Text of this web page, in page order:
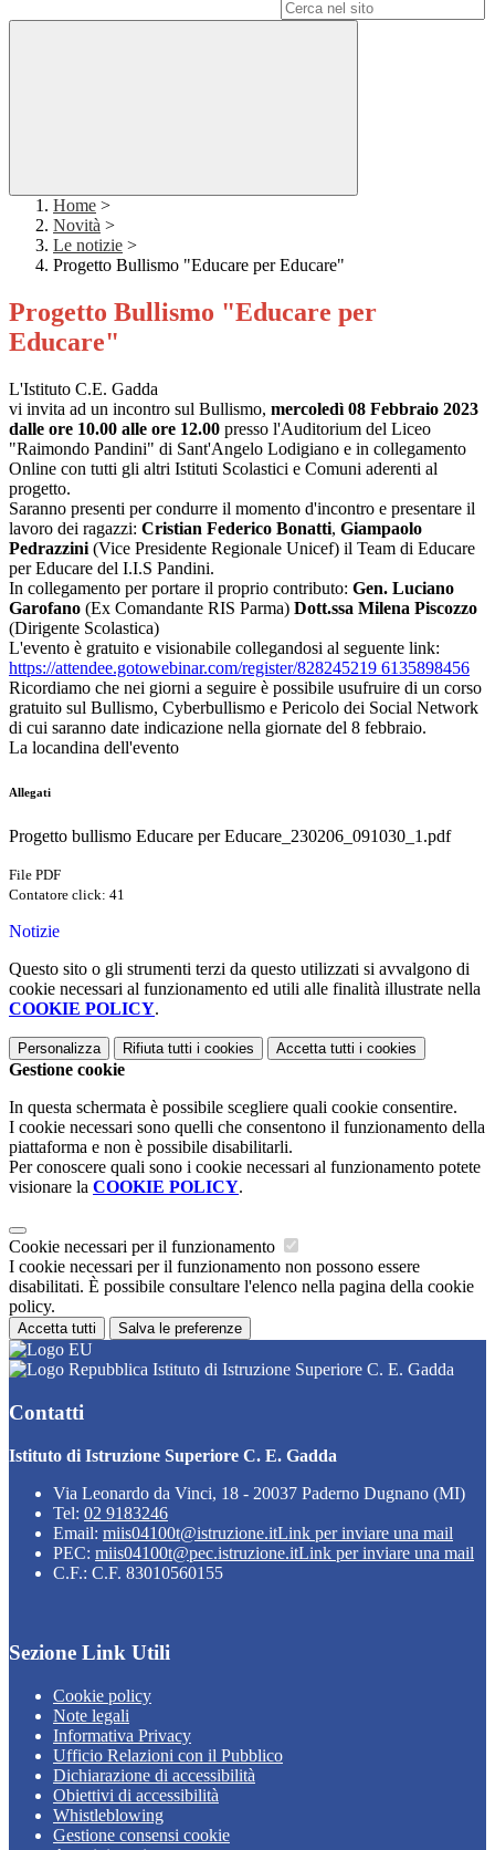
Home >
Novità >
Le notizie >
Progetto Bullismo "Educare per Educare"
Progetto Bullismo "Educare per
Educare"
L'Istituto C.E. Gadda
vi invita ad un incontro sul Bullismo, mercoledì 08 Febbraio 2023
dalle ore 10.00 alle ore 12.00 presso l'Auditorium del Liceo
"Raimondo Pandini" di Sant'Angelo Lodigiano e in collegamento
Online con tutti gli altri Istituti Scolastici e Comuni aderenti al
progetto.
Saranno presenti per condurre il momento d'incontro e presentare il
lavoro dei ragazzi: Cristian Federico Bonatti, Giampaolo
Pedrazzini (Vice Presidente Regionale Unicef) il Team di Educare
per Educare del I.I.S Pandini.
In collegamento per portare il proprio contributo: Gen. Luciano
Garofano (Ex Comandante RIS Parma) Dott.ssa Milena Piscozzo
(Dirigente Scolastica)
L'evento è gratuito e visionabile collegandosi al seguente link:
https://attendee.gotowebinar.com/register/828245219 6135898456
Ricordiamo che nei giorni a seguire è possibile usufruire di un corso
gratuito sul Bullismo, Cyberbullismo e Pericolo dei Social Network
di cui saranno date indicazione nella giornate del 8 febbraio.
La locandina dell'evento
Allegati
Progetto bullismo Educare per Educare_230206_091030_1.pdf
File PDF
Contatore click: 41
Notizie
Questo sito o gli strumenti terzi da questo utilizzati si avvalgono di
cookie necessari al funzionamento ed utili alle finalità illustrate nella
COOKIE POLICY.
Personalizza Rifiuta tutti i cookies Accetta tutti i cookies
Gestione cookie
In questa schermata è possibile scegliere quali cookie consentire.
I cookie necessari sono quelli che consentono il funzionamento della
piattaforma e non è possibile disabilitarli.
Per conoscere quali sono i cookie necessari al funzionamento potete
visionare la COOKIE POLICY.
Cookie necessari per il funzionamento
I cookie necessari per il funzionamento non possono essere
disabilitati. È possibile consultare l'elenco nella pagina della cookie
policy.
Accetta tutti Salva le preferenze
Istituto di Istruzione Superiore C. E. Gadda
Contatti
Istituto di Istruzione Superiore C. E. Gadda
Via Leonardo da Vinci, 18 - 20037 Paderno Dugnano (MI)
Tel: 02 9183246
Email: miis04100t@istruzione.itLink per inviare una mail
PEC: miis04100t@pec.istruzione.itLink per inviare una mail
C.F.: C.F. 83010560155
Sezione Link Utili
Cookie policy
Note legali
Informativa Privacy
Ufficio Relazioni con il Pubblico
Dichiarazione di accessibilità
Obiettivi di accessibilità
Whistleblowing
Gestione consensi cookie